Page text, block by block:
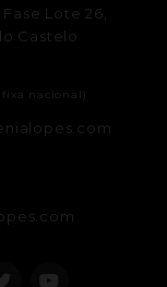
Lote 26,
Castelo